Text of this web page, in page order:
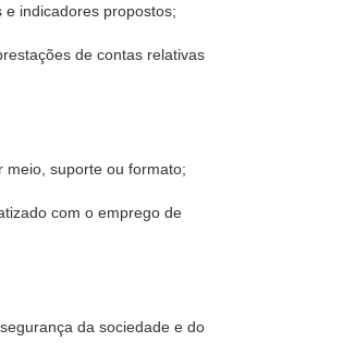
indicadores propostos;
de contas relativas
meio, suporte ou formato;
com o emprego de
da sociedade e do